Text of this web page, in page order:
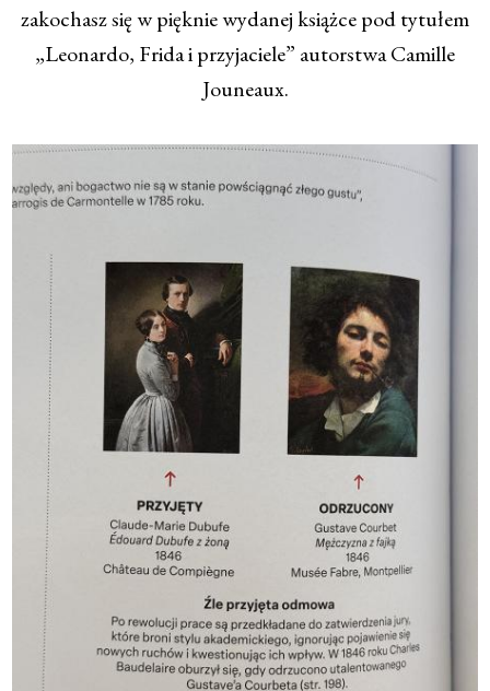
zakochasz się w pięknie wydanej książce pod tytułem
„Leonardo, Frida i przyjaciele” autorstwa Camille
Jouneaux.